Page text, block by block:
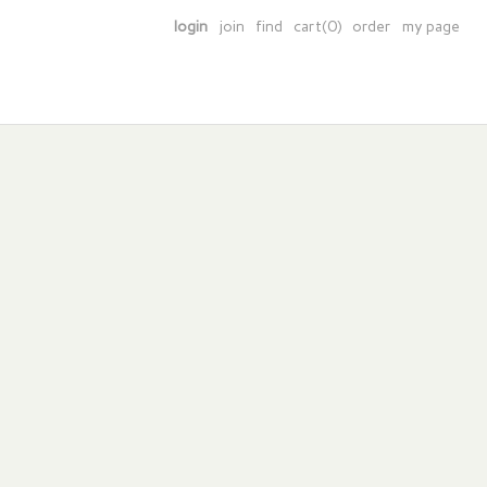
login join find cart(0) order my page